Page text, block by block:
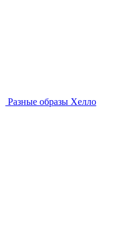
Разные образы Хелло